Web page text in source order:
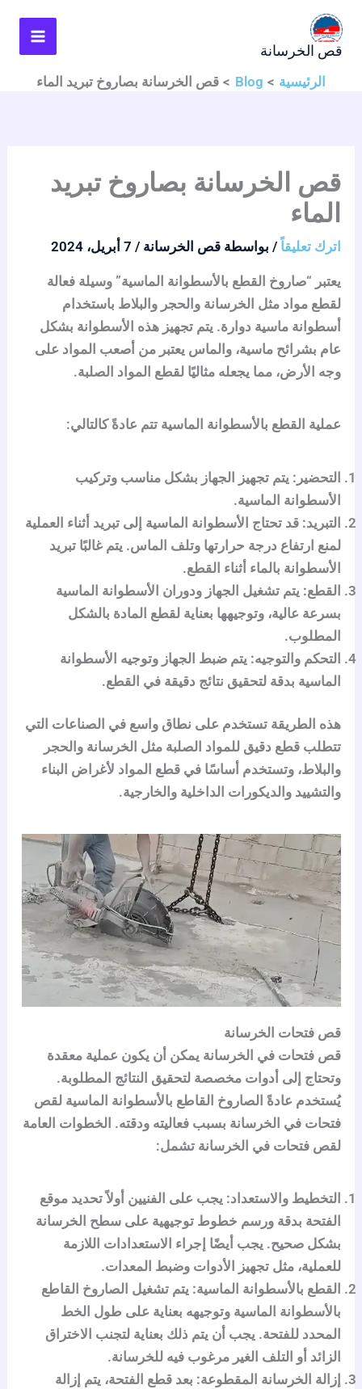
تخطي
المحتوىقص الخرسانة
الرئيسية Blog قص الخرسانة بصاروخ تبريد الماء
قص الخرسانة بصاروخ تبريد
الماء
اترك تعليقاً / بواسطة قص الخرسانة/ 7 أبريل، 2024
يعتبر “صاروخ القطع بالأسطوانة الماسية” وسيلة فعالة
لقطع مواد مثل الخرسانة والحجر والبلاط باستخدام
أسطوانة ماسية دوارة. يتم تجهيز هذه الأسطوانة بشكل
عام بشرائح ماسية، والماس يعتبر من أصعب المواد على
وجه الأرض، مما يجعله مثاليًا لقطع المواد الصلبة.
عملية القطع بالأسطوانة الماسية تتم عادةً كالتالي:
التحضير: يتم تجهيز الجهاز بشكل مناسب وتركيب
الأسطوانة الماسية.
التبريد: قد تحتاج الأسطوانة الماسية إلى تبريد أثناء العملية
لمنع ارتفاع درجة حرارتها وتلف الماس. يتم غالبًا تبريد
الأسطوانة بالماء أثناء القطع.
القطع: يتم تشغيل الجهاز ودوران الأسطوانة الماسية
بسرعة عالية، وتوجيهها بعناية لقطع المادة بالشكل
المطلوب.
التحكم والتوجيه: يتم ضبط الجهاز وتوجيه الأسطوانة
الماسية بدقة لتحقيق نتائج دقيقة في القطع.
هذه الطريقة تستخدم على نطاق واسع في الصناعات التي
تتطلب قطع دقيق للمواد الصلبة مثل الخرسانة والحجر
والبلاط، وتستخدم أساسًا في قطع المواد لأغراض البناء
والتشييد والديكورات الداخلية والخارجية.
قص فتحات الخرسانة
قص فتحات في الخرسانة يمكن أن يكون عملية معقدة
وتحتاج إلى أدوات مخصصة لتحقيق النتائج المطلوبة.
يُستخدم عادةً الصاروخ القاطع بالأسطوانة الماسية لقص
فتحات في الخرسانة بسبب فعاليته ودقته. الخطوات العامة
لقص فتحات في الخرسانة تشمل:
التخطيط والاستعداد: يجب على الفنيين أولاً تحديد موقع
الفتحة بدقة ورسم خطوط توجيهية على سطح الخرسانة
بشكل صحيح. يجب أيضًا إجراء الاستعدادات اللازمة
للعملية، مثل تجهيز الأدوات وضبط المعدات.
القطع بالأسطوانة الماسية: يتم تشغيل الصاروخ القاطع
بالأسطوانة الماسية وتوجيهه بعناية على طول الخط
المحدد للفتحة. يجب أن يتم ذلك بعناية لتجنب الاختراق
الزائد أو التلف الغير مرغوب فيه للخرسانة.
إزالة الخرسانة المقطوعة: بعد قطع الفتحة، يتم إزالة